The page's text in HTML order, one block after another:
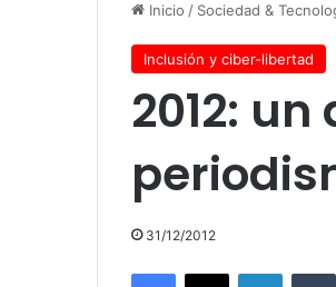
Inicio / Sociedad &
Inclusión y ciber-libertad
2012:
31/12/2012
Facebook
X LinkedIn